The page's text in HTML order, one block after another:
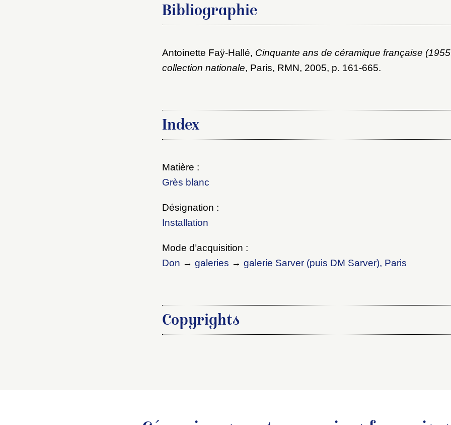
Bibliographie
Antoinette Faÿ-Hallé, Cinquante ans de céramique française
collection nationale, Paris, RMN, 2005, p. 161-665.
Index
Matière :
Grès blanc
Désignation :
Installation
Mode d’acquisition :
Don → galeries → galerie Sarver (puis DM Sarver), Paris
Copyrights
Catalogue des céramiques